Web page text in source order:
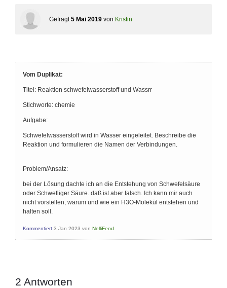
Gefragt 5 Mai 2019 von Kristin
Vom Duplikat:
Titel: Reaktion schwefelwasserstoff und Wassrr
Stichworte: chemie
Aufgabe:
Schwefelwasserstoff wird in Wasser eingeleitet. Beschreibe die
Reaktion und formulieren die Namen der Verbindungen.
Problem/Ansatz:
bei der Lösung dachte ich an die Entstehung von Schwefelsäure
oder Schwefliger Säure. daß ist aber falsch. Ich kann mir auch
nicht vorstellen, warum und wie ein H3O-Molekül entstehen und
halten soll.
Kommentiert 3 Jan 2023 von NelliFeod
2 Antworten